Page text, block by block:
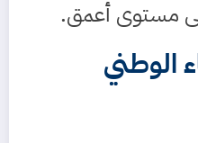
مستوى أعمق.
الوطني